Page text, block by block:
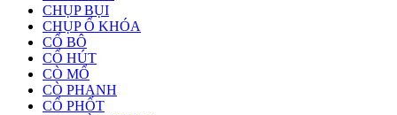
CHỤP BỤI
CHỤP Ổ KHÓA
CỔ BÔ
CỔ HÚT
CÒ MỔ
CÒ PHANH
CỔ PHỐT